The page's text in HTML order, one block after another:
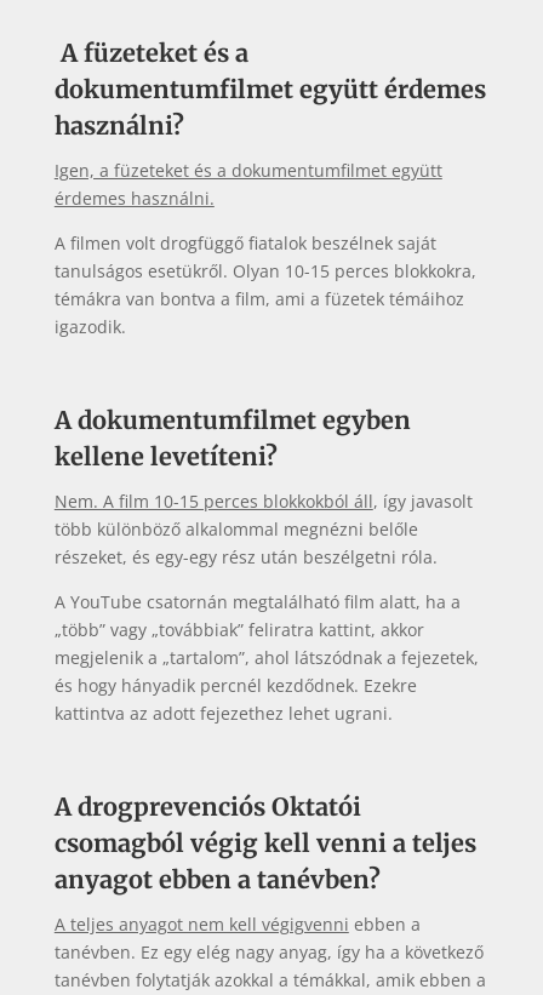
A füzeteket és a
dokumentumfilmet együtt érdemes
használni?
Igen, a füzeteket és a dokumentumfilmet együtt
érdemes használni.
A filmen volt drogfüggő fiatalok beszélnek saját
tanulságos esetükről. Olyan 10-15 perces blokkokra,
témákra van bontva a film, ami a füzetek témáihoz
igazodik.
A dokumentumfilmet egyben
kellene levetíteni?
Nem. A film 10-15 perces blokkokból áll, így javasolt
több különböző alkalommal megnézni belőle
részeket, és egy-egy rész után beszélgetni róla.
A YouTube csatornán megtalálható film alatt, ha a
„több” vagy „továbbiak” feliratra kattint, akkor
megjelenik a „tartalom”, ahol látszódnak a fejezetek,
és hogy hányadik percnél kezdődnek. Ezekre
kattintva az adott fejezethez lehet ugrani.
A drogprevenciós Oktatói
csomagból végig kell venni a teljes
anyagot ebben a tanévben?
A teljes anyagot nem kell végigvenni ebben a
tanévben. Ez egy elég nagy anyag, így ha a következő
tanévben folytatják azokkal a témákkal, amik ebben a